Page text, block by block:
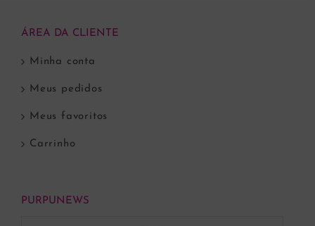
ÁREA DA CLIENTE
Minha conta
Meus pedidos
Meus favoritos
Carrinho
PURPUNEWS